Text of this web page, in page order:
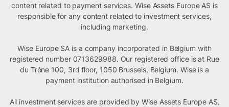
content related to payment services. Wise Assets Europe AS is
responsible for any content related to investment services,
including marketing.
Wise Europe SA is a company incorporated in Belgium with
registered number 0713629988. Our registered office is at Rue
du Trône 100, 3rd floor, 1050 Brussels, Belgium. Wise is a
payment institution authorised in Belgium.
All investment services are provided by Wise Assets Europe AS,